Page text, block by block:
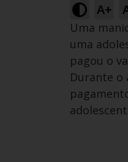
A+
Uma
uma
pagou o
Durante o